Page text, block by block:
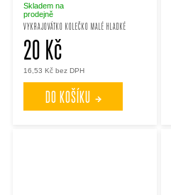
VYKRAJOVÁTKO KOLEČKO MALÉ HLADKÉ
Skladem na
prodejně
16,53 Kč bez DPH
20 Kč
DO KOŠÍKU